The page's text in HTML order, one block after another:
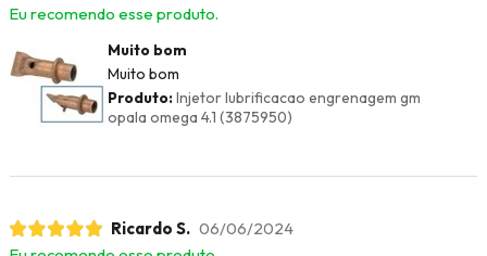
Eu recomendo esse produto.
Muito bom
Muito bom
Produto:Injetor lubrificacao engrenagem gm
opala omega 4.1 (3875950)
Ricardo S. 06/06/2024